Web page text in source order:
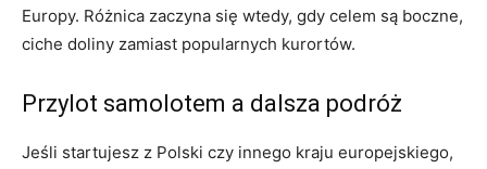
Europy. Różnica zaczyna się wtedy, gdy celem są boczne,
ciche doliny zamiast popularnych kurortów.
Przylot samolotem a dalsza podróż
Jeśli startujesz z Polski czy innego kraju europejskiego,